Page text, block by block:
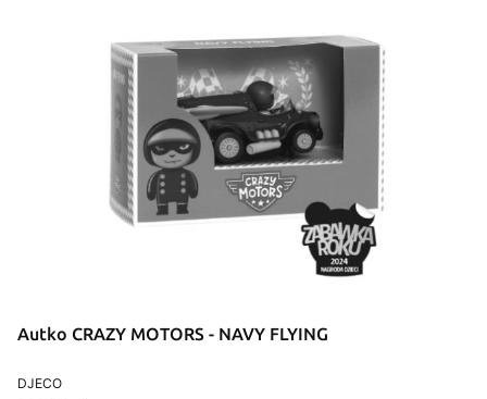
Autko CRAZY MOTORS - NAVY FLYING
PRODUCENT
DJECO